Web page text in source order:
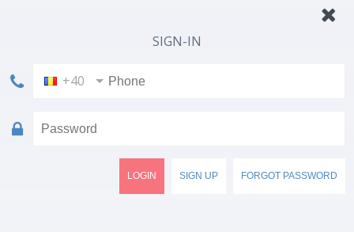
SIGN-IN
+40
LOGIN SIGN UP FORGOT PASSWORD